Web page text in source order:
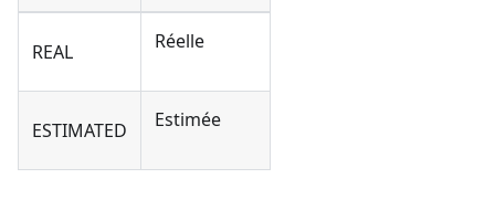
REAL Réelle
ESTIMATED Estimée